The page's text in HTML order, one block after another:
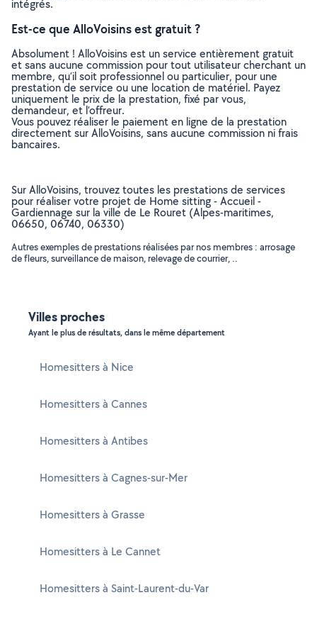
intégrés.
Est-ce que AlloVoisins est gratuit ?
Absolument ! AlloVoisins est un service entièrement gratuit
et sans aucune commission pour tout utilisateur cherchant un
membre, qu’il soit professionnel ou particulier, pour une
prestation de service ou une location de matériel. Payez
uniquement le prix de la prestation, fixé par vous,
demandeur, et l’offreur.
Vous pouvez réaliser le paiement en ligne de la prestation
directement sur AlloVoisins, sans aucune commission ni frais
bancaires.
Sur AlloVoisins, trouvez toutes les prestations de services
pour réaliser votre projet de Home sitting - Accueil -
Gardiennage sur la ville de Le Rouret (Alpes-maritimes,
06650, 06740, 06330)
Autres exemples de prestations réalisées par nos membres : arrosage
de fleurs, surveillance de maison, relevage de courrier, ..
Villes proches
Ayant le plus de résultats, dans le même département
Homesitters à Nice
Homesitters à Cannes
Homesitters à Antibes
Homesitters à Cagnes-sur-Mer
Homesitters à Grasse
Homesitters à Le Cannet
Homesitters à Saint-Laurent-du-Var